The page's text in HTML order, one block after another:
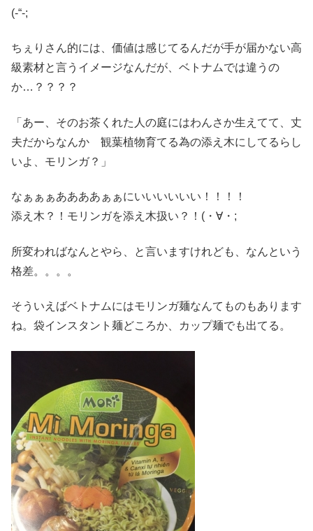
(-“-;
ちぇりさん的には、価値は感じてるんだが手が届かない高
級素材と言うイメージなんだが、ベトナムでは違うの
か…？？？？
「あー、そのお茶くれた人の庭にはわんさか生えてて、丈
夫だからなんか 観葉植物育てる為の添え木にしてるらし
いよ、モリンガ？」
なぁぁぁああああぁぁにいいいいいい！！！！
添え木？！モリンガを添え木扱い？！(・∀・;
所変わればなんとやら、と言いますけれども、なんという
格差。。。。
そういえばベトナムにはモリンガ麺なんてものもあります
ね。袋インスタント麺どころか、カップ麺でも出てる。